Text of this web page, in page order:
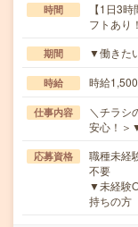
時間
【1日3
フトあ
期間 ▼働きた
時給 時給
仕事内容
＼チラシ
安心！＞
応募資格
職種未経
不要
▼未経験
持ちの方